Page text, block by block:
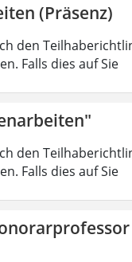
(Präsenz)
den
Falls dies auf Sie
den
Falls dies auf Sie